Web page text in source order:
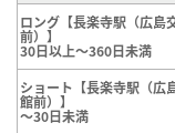
ロング【長楽寺駅（広島
前）】
30日以上～360日未満
ショート【長楽寺駅（広
館前）】
～30日未満